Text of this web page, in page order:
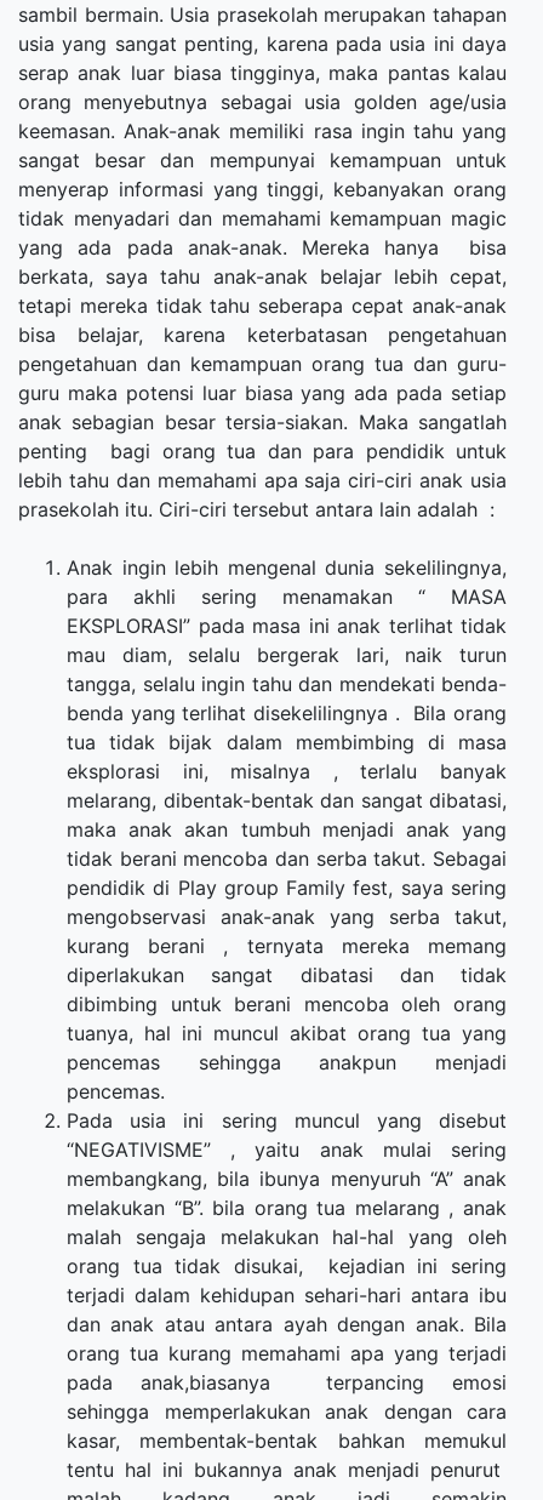
sambil bermain. Usia prasekolah merupakan tahapan
usia yang sangat penting, karena pada usia ini daya
serap anak luar biasa tingginya, maka pantas kalau
orang menyebutnya sebagai usia golden age/usia
keemasan. Anak-anak memiliki rasa ingin tahu yang
sangat besar dan mempunyai kemampuan untuk
menyerap informasi yang tinggi, kebanyakan orang
tidak menyadari dan memahami kemampuan magic
yang ada pada anak-anak. Mereka hanya bisa
berkata, saya tahu anak-anak belajar lebih cepat,
tetapi mereka tidak tahu seberapa cepat anak-anak
bisa belajar, karena keterbatasan pengetahuan
pengetahuan dan kemampuan orang tua dan guru-
guru maka potensi luar biasa yang ada pada setiap
anak sebagian besar tersia-siakan. Maka sangatlah
penting bagi orang tua dan para pendidik untuk
lebih tahu dan memahami apa saja ciri-ciri anak usia
prasekolah itu. Ciri-ciri tersebut antara lain adalah :
Anak ingin lebih mengenal dunia sekelilingnya,
para akhli sering menamakan “ MASA
EKSPLORASI” pada masa ini anak terlihat tidak
mau diam, selalu bergerak lari, naik turun
tangga, selalu ingin tahu dan mendekati benda-
benda yang terlihat disekelilingnya . Bila orang
tua tidak bijak dalam membimbing di masa
eksplorasi ini, misalnya , terlalu banyak
melarang, dibentak-bentak dan sangat dibatasi,
maka anak akan tumbuh menjadi anak yang
tidak berani mencoba dan serba takut. Sebagai
pendidik di Play group Family fest, saya sering
mengobservasi anak-anak yang serba takut,
kurang berani , ternyata mereka memang
diperlakukan sangat dibatasi dan tidak
dibimbing untuk berani mencoba oleh orang
tuanya, hal ini muncul akibat orang tua yang
pencemas sehingga anakpun menjadi
pencemas.
Pada usia ini sering muncul yang disebut
“NEGATIVISME” , yaitu anak mulai sering
membangkang, bila ibunya menyuruh “A” anak
melakukan “B”. bila orang tua melarang , anak
malah sengaja melakukan hal-hal yang oleh
orang tua tidak disukai, kejadian ini sering
terjadi dalam kehidupan sehari-hari antara ibu
dan anak atau antara ayah dengan anak. Bila
orang tua kurang memahami apa yang terjadi
pada anak,biasanya terpancing emosi
sehingga memperlakukan anak dengan cara
kasar, membentak-bentak bahkan memukul
tentu hal ini bukannya anak menjadi penurut